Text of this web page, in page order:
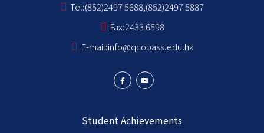
Tel:(852)2497 5688,(852)2497 5887
Fax:2433 6598
E-mail:info@qcobass.edu.hk
Student Achievements